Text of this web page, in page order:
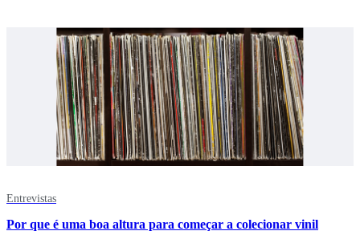
Entrevistas
Por que é uma boa altura para começar a colecionar vinil